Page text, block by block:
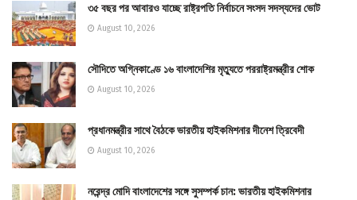
৩৫ বছর পর আবারও যাচ্ছে রাষ্ট্রপতি নির্বাচনে সংসদ সদস্যদের ভোট
August 10, 2026
সৌদিতে অগ্নিকাণ্ডে ১৬ বাংলাদেশির মৃত্যুতে পররাষ্ট্রমন্ত্রীর শোক
August 10, 2026
প্রধানমন্ত্রীর সাথে বৈঠকে ভারতীয় হাইকমিশনার দীনেশ ত্রিবেদী
August 10, 2026
নরেন্দ্র মোদি বাংলাদেশের সঙ্গে সুসম্পর্ক চান: ভারতীয় হাইকমিশনার